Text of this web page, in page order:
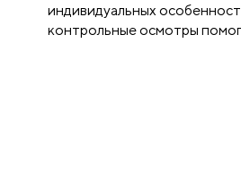
индивидуальных
контрольные осмотры